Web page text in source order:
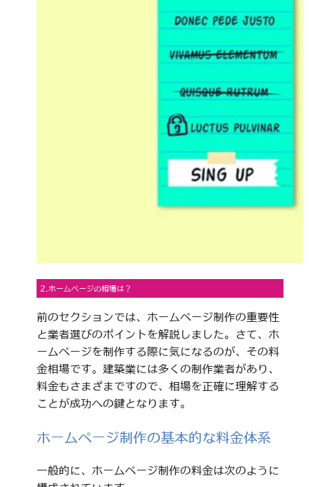
2.ホームページの相場は？
前のセクションでは、ホームページ制作の重要性
と業者選びのポイントを解説しました。さて、ホ
ームページを制作する際に気になるのが、その料
金相場です。建築業には多くの制作業者があり、
料金もさまざまですので、相場を正確に理解する
ことが成功への鍵となります。
ホームページ制作の基本的な料金体系
一般的に、ホームページ制作の料金は次のように